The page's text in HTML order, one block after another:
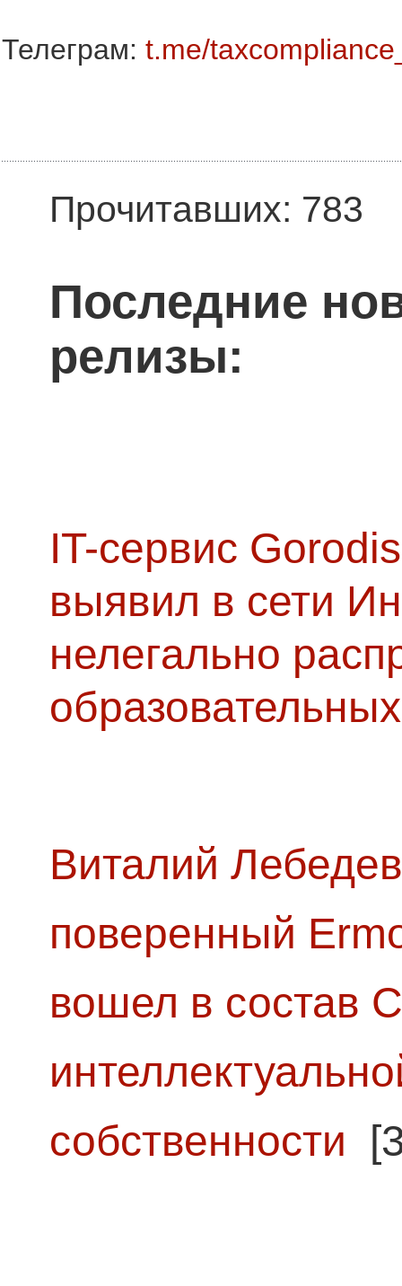
Телеграм: t.me/
Прочитавших: 783
Последние
релизы:
IT-сервис
выявил в сети
нелегально
Виталий
поверенный
вошел в состав
собственности